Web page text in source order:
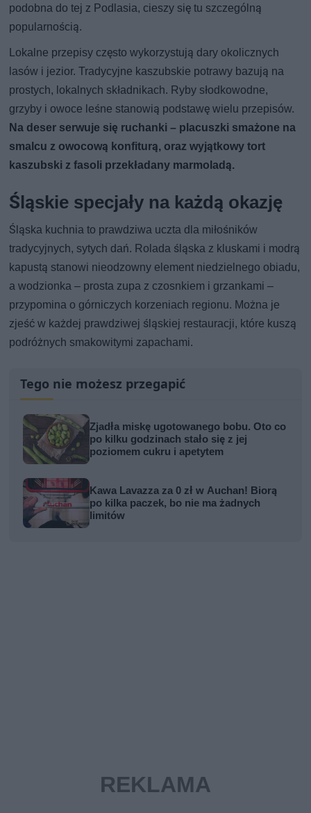
podobna do tej z Podlasia, cieszy się tu szczególną
popularnością.
Lokalne przepisy często wykorzystują dary okolicznych
lasów i jezior. Tradycyjne kaszubskie potrawy bazują na
prostych, lokalnych składnikach. Ryby słodkowodne,
grzyby i owoce leśne stanowią podstawę wielu przepisów.
Na deser serwuje się ruchanki – placuszki smażone na
smalcu z owocową konfiturą, oraz wyjątkowy tort
kaszubski z fasoli przekładany marmoladą.
Śląskie specjały na każdą okazję
Śląska kuchnia to prawdziwa uczta dla miłośników
tradycyjnych, sytych dań. Rolada śląska z kluskami i modrą
kapustą stanowi nieodzowny element niedzielnego obiadu,
a wodzionka – prosta zupa z czosnkiem i grzankami –
przypomina o górniczych korzeniach regionu. Można je
zjeść w każdej prawdziwej śląskiej restauracji, które kuszą
podróżnych smakowitymi zapachami.
Tego nie możesz przegapić
Zjadła miskę ugotowanego bobu. Oto co
po kilku godzinach stało się z jej
poziomem cukru i apetytem
Kawa Lavazza za 0 zł w Auchan! Biorą
po kilka paczek, bo nie ma żadnych
limitów